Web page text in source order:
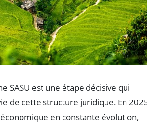
SASU est une étape décisive qui
de cette structure juridique. En
en constante évolution,